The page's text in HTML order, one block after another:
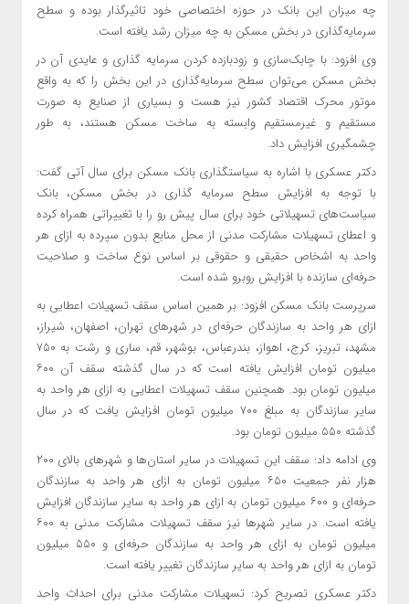
چه میزان این بانک در حوزه اختصاصی خود تاثیرگذار بوده و سطح
سرمایه‌گذاری در بخش مسکن به چه میزان رشد یافته است.
وی افزود: با چابک‌سازی و زودبازده کردن سرمایه گذاری و عایدی آن در
بخش مسکن می‌توان سطح سرمایه‌گذاری در این بخش را که به واقع
موتور محرک اقتصاد کشور نیز هست و بسیاری از صنایع به صورت
مستقیم و غیرمستقیم وابسته به ساخت مسکن هستند، به طور
چشمگیری افزایش داد.
دکتر عسکری با اشاره به سیاستگذاری بانک مسکن برای سال آتی گفت:
با توجه به افزایش سطح سرمایه گذاری در بخش مسکن، بانک
سیاست‌های تسهیلاتی خود برای سال پیش رو را با تغییراتی همراه کرده
و اعطای تسهیلات مشارکت مدنی از محل منابع بدون سپرده به ازای هر
واحد به اشخاص حقیقی و حقوقی بر اساس نوع ساخت و صلاحیت
حرفه‌ای سازنده با افزایش روبرو شده است.
سرپرست بانک مسکن افزود: بر همین اساس سقف تسهیلات اعطایی به
ازای هر واحد به سازندگان حرفه‌ای در شهرهای تهران، اصفهان، شیراز،
مشهد، تبریز، کرج، اهواز، بندرعباس، بوشهر، قم، ساری و رشت به ۷۵۰
میلیون تومان افزایش یافته است که در سال گذشته سقف آن ۶۰۰
میلیون تومان بود. همچنین سقف تسهیلات اعطایی به ازای هر واحد به
سایر سازندگان به مبلغ ۷۰۰ میلیون تومان افزایش یافت که در سال
گذشته ۵۵۰ میلیون تومان بود.
وی ادامه داد: سقف این تسهیلات در سایر استان‌ها و شهرهای بالای ۲۰۰
هزار نفر جمعیت ۶۵۰ میلیون تومان به ازای هر واحد به سازندگان
حرفه‌ای و ۶۰۰ میلیون تومان به ازای هر واحد به سایر سازندگان افزایش
یافته است. در سایر شهرها نیز سقف تسهیلات مشارکت مدنی به ۶۰۰
میلیون تومان به ازای هر واحد به سازندگان حرفه‌ای و ۵۵۰ میلیون
تومان به ازای هر واحد به سایر سازندگان تغییر یافته است.
دکتر عسکری تصریح کرد: تسهیلات مشارکت مدنی برای احداث واحد